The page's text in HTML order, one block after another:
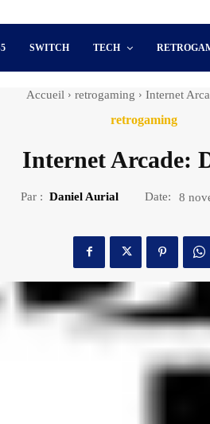
SWITCH TECH
Accueil retrogaming Internet
retrogaming
Internet Arcade:
Par : Daniel Aurial Date: 8